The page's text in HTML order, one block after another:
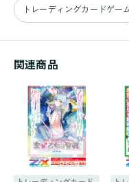
トレーディングカードゲー
関連商品